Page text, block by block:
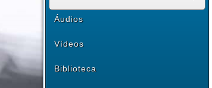
Áudios
Vídeos
Biblioteca